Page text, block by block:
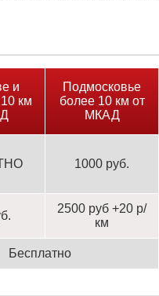
и
км
Подмосковье
более 10 км от
МКАД
1000 руб.
2500 руб +20 р/
км
Бесплатно